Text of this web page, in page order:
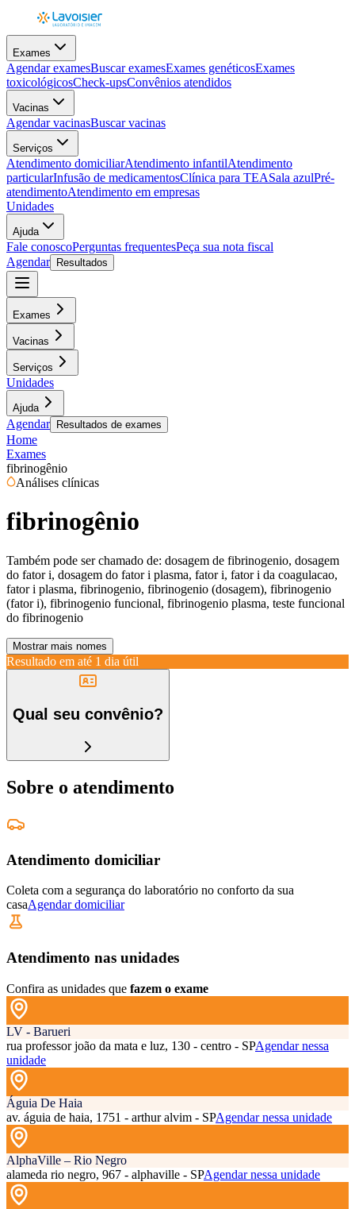
Exames
Agendar examesBuscar examesExames genéticosExames
toxicológicosCheck-upsConvênios atendidos
Vacinas
Agendar vacinasBuscar vacinas
Serviços
Atendimento domiciliarAtendimento infantilAtendimento
particularInfusão de medicamentosClínica para TEASala azulPré-
atendimentoAtendimento em empresas
Unidades
Ajuda
Fale conoscoPerguntas frequentesPeça sua nota fiscal
Agendar
Resultados
Exames
Vacinas
Serviços
Unidades
Ajuda
Agendar Resultados de exames
Home
Exames
fibrinogênio
Análises clínicas
fibrinogênio
Também pode ser chamado de: dosagem de fibrinogenio, dosagem
do fator i, dosagem do fator i plasma, fator i, fator i da coagulacao,
fator i plasma, fibrinogenio, fibrinogenio (dosagem), fibrinogenio
(fator i), fibrinogenio funcional, fibrinogenio plasma, teste funcional
do fibrinogenio
Mostrar mais nomes
Resultado em até 1 dia útil
Qual seu convênio?
Sobre o atendimento
Atendimento domiciliar
Coleta com a segurança do laboratório no conforto da sua
casaAgendar domiciliar
Atendimento nas unidades
Confira as unidades que fazem o exame
LV - Barueri
rua professor joão da mata e luz, 130 - centro - SPAgendar nessa
unidade
Águia De Haia
av. águia de haia, 1751 - arthur alvim - SPAgendar nessa unidade
AlphaVille – Rio Negro
alameda rio negro, 967 - alphaville - SPAgendar nessa unidade